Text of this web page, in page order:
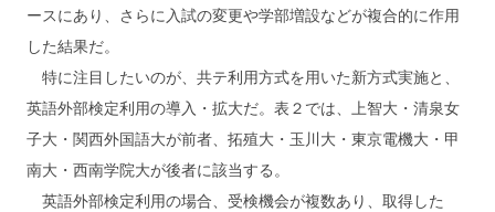
ースにあり、さらに入試の変更や学部増設などが複合的に作用
した結果だ。
特に注目したいのが、共テ利用方式を用いた新方式実施と、
英語外部検定利用の導入・拡大だ。表２では、上智大・清泉女
子大・関西外国語大が前者、拓殖大・玉川大・東京電機大・甲
南大・西南学院大が後者に該当する。
英語外部検定利用の場合、受検機会が複数あり、取得した